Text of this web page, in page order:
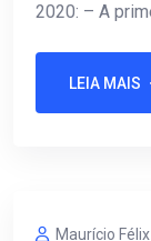
2020: – A
LEIA MAIS
Maurício Félix